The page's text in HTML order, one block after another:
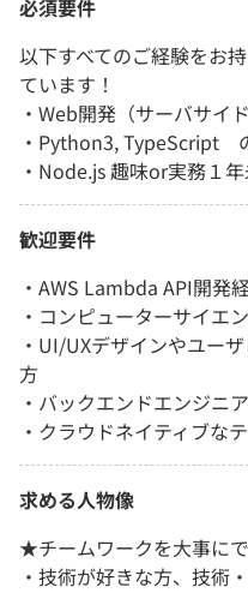
必須要件
以下すべてのご経験をお
ています！
・Web開発（サーバサ
・Python3, TypeScript
・Node.js 趣味or実務１
歓迎要件
・AWS Lambda API開発
・コンピューターサイエ
・UI/UXデザインやユー
方
・バックエンドエンジニ
・クラウドネイティブな
求める人物像
★チームワークを大事に
・技術が好きな方、技術